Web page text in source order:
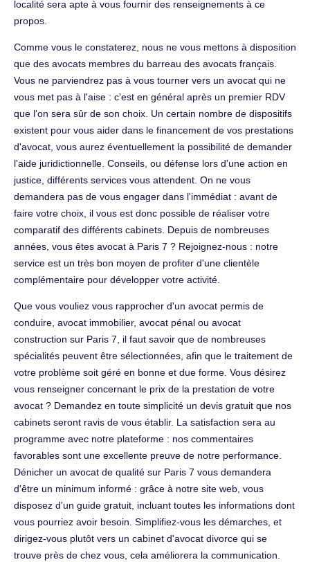
localité sera apte à vous fournir des renseignements à ce
propos.
Comme vous le constaterez, nous ne vous mettons à disposition
que des avocats membres du barreau des avocats français.
Vous ne parviendrez pas à vous tourner vers un avocat qui ne
vous met pas à l'aise : c'est en général après un premier RDV
que l'on sera sûr de son choix. Un certain nombre de dispositifs
existent pour vous aider dans le financement de vos prestations
d'avocat, vous aurez éventuellement la possibilité de demander
l'aide juridictionnelle. Conseils, ou défense lors d'une action en
justice, différents services vous attendent. On ne vous
demandera pas de vous engager dans l'immédiat : avant de
faire votre choix, il vous est donc possible de réaliser votre
comparatif des différents cabinets. Depuis de nombreuses
années, vous êtes avocat à Paris 7 ? Rejoignez-nous : notre
service est un très bon moyen de profiter d'une clientèle
complémentaire pour développer votre activité.
Que vous vouliez vous rapprocher d'un avocat permis de
conduire, avocat immobilier, avocat pénal ou avocat
construction sur Paris 7, il faut savoir que de nombreuses
spécialités peuvent être sélectionnées, afin que le traitement de
votre problème soit géré en bonne et due forme. Vous désirez
vous renseigner concernant le prix de la prestation de votre
avocat ? Demandez en toute simplicité un devis gratuit que nos
cabinets seront ravis de vous établir. La satisfaction sera au
programme avec notre plateforme : nos commentaires
favorables sont une excellente preuve de notre performance.
Dénicher un avocat de qualité sur Paris 7 vous demandera
d'être un minimum informé : grâce à notre site web, vous
disposez d'un guide gratuit, incluant toutes les informations dont
vous pourriez avoir besoin. Simplifiez-vous les démarches, et
dirigez-vous plutôt vers un cabinet d'avocat divorce qui se
trouve près de chez vous, cela améliorera la communication.